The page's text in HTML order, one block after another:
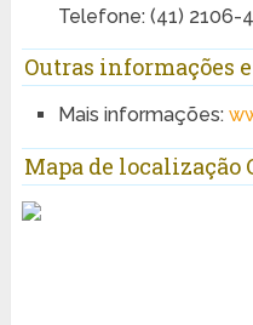
Telefone: (41) 2106-
Outras informações
Mais informações:
Mapa de localização